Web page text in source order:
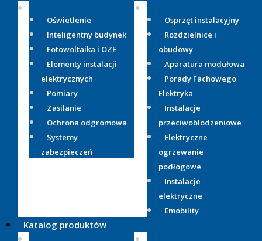
Oświetlenie
Inteligentny budynek
Fotowoltaika i OZE
Elementy instalacji
elektrycznych
Pomiary
Zasilanie
Ochrona odgromowa
Systemy
zabezpieczeń
Osprzęt instalacyjny
Rozdzielnice i
obudowy
Aparatura modułowa
Porady Fachowego
Elektryka
Instalacje
przeciwoblodzeniowe
Elektryczne
ogrzewanie
podłogowe
Instalacje
elektryczne
Emobility
Katalog produktów